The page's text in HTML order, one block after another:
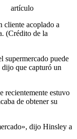
artículo
cliente acoplado a
(Crédito de la
supermercado puede
que capturó un
recientemente estuvo
de obtener su
dijo Hinsley a